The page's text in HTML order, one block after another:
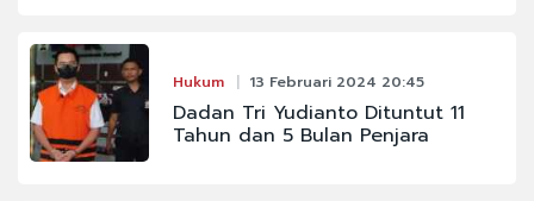
Hukum 13 Februari 2024 20:45
Dadan Tri Yudianto Dituntut 11
Tahun dan 5 Bulan Penjara